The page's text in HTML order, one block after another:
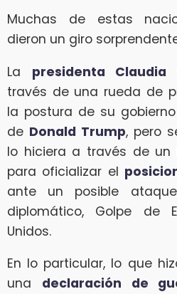
Muchas de estas
dieron un giro
La presidenta Claudia
través de una rueda de
la postura de su
de Donald Trump, pero
lo hiciera a través de un
para oficializar el
ante un posible
diplomático, Golpe de
Unidos.
En lo particular, lo que
una declaración de